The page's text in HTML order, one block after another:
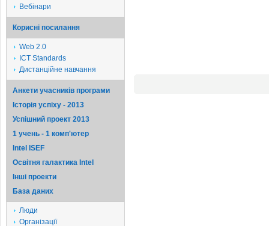
Вебінари
Корисні посилання
Web 2.0
ICT Standards
Дистанційне навчання
Анкети учасників програми
Історія успіху - 2013
Успішний проект 2013
1 учень - 1 комп'ютер
Intel ISEF
Освітня галактика Intel
Iншi проекти
База даних
Люди
Організації